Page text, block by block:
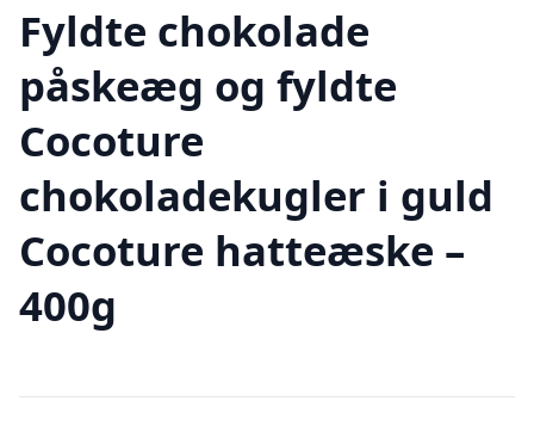
Fyldte chokolade
påskeæg og fyldte
Cocoture
chokoladekugler i guld
Cocoture hatteæske –
400g